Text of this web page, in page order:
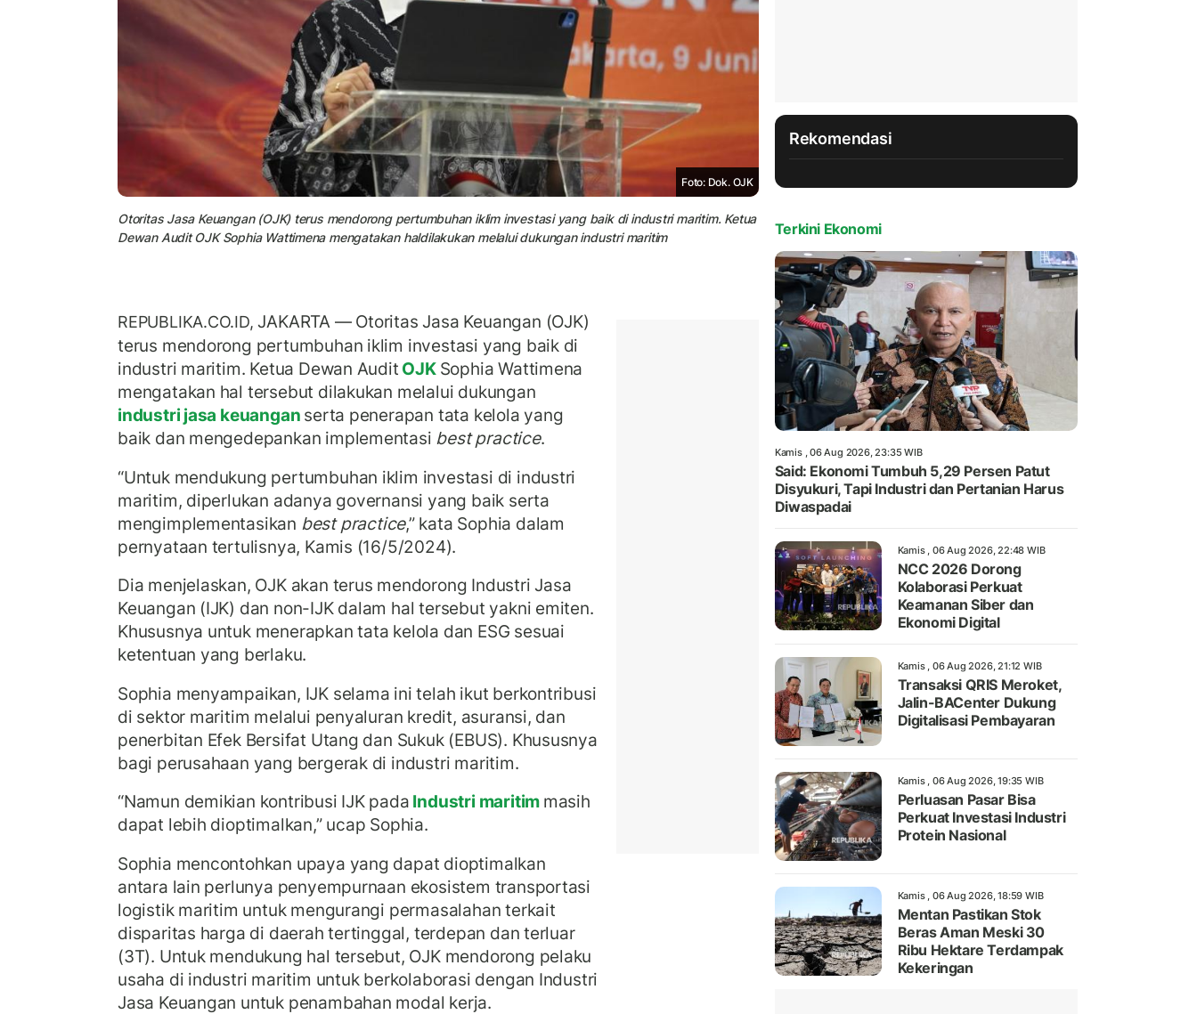
Foto: Dok. OJK
Otoritas Jasa Keuangan (OJK) terus mendorong pertumbuhan iklim investasi yang baik di industri maritim. Ketua
Dewan Audit OJK Sophia Wattimena mengatakan haldilakukan melalui dukungan industri maritim
REPUBLIKA.CO.ID,JAKARTA — Otoritas Jasa Keuangan (OJK)
terus mendorong pertumbuhan iklim investasi yang baik di
industri maritim. Ketua Dewan Audit OJK Sophia Wattimena
mengatakan hal tersebut dilakukan melalui dukungan
industri jasa keuangan serta penerapan tata kelola yang
baik dan mengedepankan implementasi best practice.
“Untuk mendukung pertumbuhan iklim investasi di industri
maritim, diperlukan adanya governansi yang baik serta
mengimplementasikan best practice,” kata Sophia dalam
pernyataan tertulisnya, Kamis (16/5/2024).
Dia menjelaskan, OJK akan terus mendorong Industri Jasa
Keuangan (IJK) dan non-IJK dalam hal tersebut yakni emiten.
Khususnya untuk menerapkan tata kelola dan ESG sesuai
ketentuan yang berlaku.
Sophia menyampaikan, IJK selama ini telah ikut berkontribusi
di sektor maritim melalui penyaluran kredit, asuransi, dan
penerbitan Efek Bersifat Utang dan Sukuk (EBUS). Khususnya
bagi perusahaan yang bergerak di industri maritim.
“Namun demikian kontribusi IJK pada Industri maritim masih
dapat lebih dioptimalkan,” ucap Sophia.
Sophia mencontohkan upaya yang dapat dioptimalkan
antara lain perlunya penyempurnaan ekosistem transportasi
logistik maritim untuk mengurangi permasalahan terkait
disparitas harga di daerah tertinggal, terdepan dan terluar
(3T). Untuk mendukung hal tersebut, OJK mendorong pelaku
usaha di industri maritim untuk berkolaborasi dengan Industri
Jasa Keuangan untuk penambahan modal kerja.
Rekomendasi
Terkini Ekonomi
Kamis , 06 Aug 2026, 23:35 WIB
Said: Ekonomi Tumbuh 5,29 Persen Patut
Disyukuri, Tapi Industri dan Pertanian Harus
Diwaspadai
Kamis , 06 Aug 2026, 22:48 WIB
NCC 2026 Dorong
Kolaborasi Perkuat
Keamanan Siber dan
Ekonomi Digital
Kamis , 06 Aug 2026, 21:12 WIB
Transaksi QRIS Meroket,
Jalin-BACenter Dukung
Digitalisasi Pembayaran
Kamis , 06 Aug 2026, 19:35 WIB
Perluasan Pasar Bisa
Perkuat Investasi Industri
Protein Nasional
Kamis , 06 Aug 2026, 18:59 WIB
Mentan Pastikan Stok
Beras Aman Meski 30
Ribu Hektare Terdampak
Kekeringan